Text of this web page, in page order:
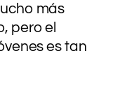
más
pero el
es tan